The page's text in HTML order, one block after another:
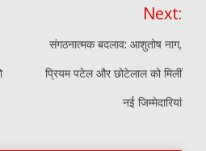
Next:
संगठनात्मक बदलाव: आशुतोष नाग,
प्रियम पटेल और छोटेलाल को मिलीं
नई जिम्मेदारियां